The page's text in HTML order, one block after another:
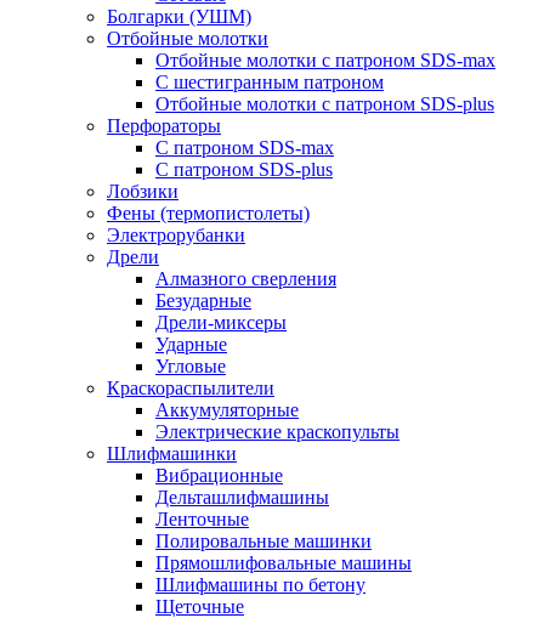
Болгарки (УШМ)
Отбойные молотки
Отбойные молотки с патроном SDS-max
С шестигранным патроном
Отбойные молотки с патроном SDS-plus
Перфораторы
С патроном SDS-max
С патроном SDS-plus
Лобзики
Фены (термопистолеты)
Электрорубанки
Дрели
Алмазного сверления
Безударные
Дрели-миксеры
Ударные
Угловые
Краскораспылители
Аккумуляторные
Электрические краскопульты
Шлифмашинки
Вибрационные
Дельташлифмашины
Ленточные
Полировальные машинки
Прямошлифовальные машины
Шлифмашины по бетону
Щеточные